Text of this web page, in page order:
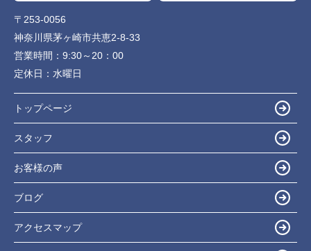
〒253-0056
神奈川県茅ヶ崎市共恵2-8-33
営業時間： 9:30～20：00
定休日： 水曜日
トップページ
スタッフ
お客様の声
ブログ
アクセスマップ